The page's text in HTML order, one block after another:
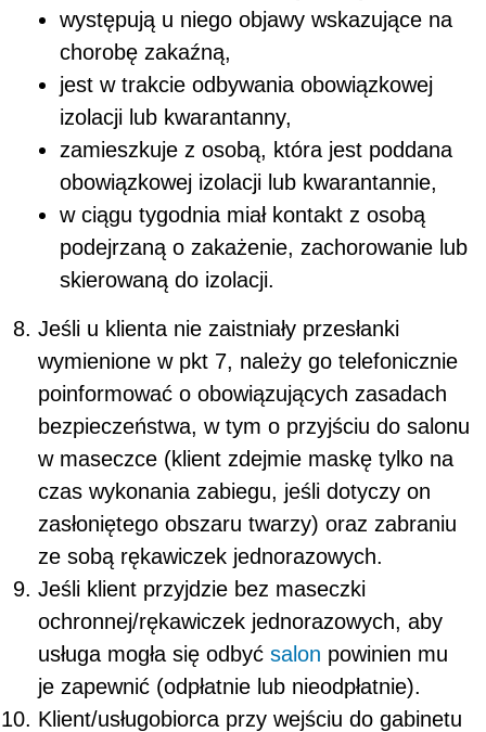
występują u niego objawy wskazujące na
chorobę zakaźną,
jest w trakcie odbywania obowiązkowej
izolacji lub kwarantanny,
zamieszkuje z osobą, która jest poddana
obowiązkowej izolacji lub kwarantannie,
w ciągu tygodnia miał kontakt z osobą
podejrzaną o zakażenie, zachorowanie lub
skierowaną do izolacji.
Jeśli u klienta nie zaistniały przesłanki
wymienione w pkt 7, należy go telefonicznie
poinformować o obowiązujących zasadach
bezpieczeństwa, w tym o przyjściu do salonu
w maseczce (klient zdejmie maskę tylko na
czas wykonania zabiegu, jeśli dotyczy on
zasłoniętego obszaru twarzy) oraz zabraniu
ze sobą rękawiczek jednorazowych.
Jeśli klient przyjdzie bez maseczki
ochronnej/rękawiczek jednorazowych, aby
usługa mogła się odbyć salon powinien mu
je zapewnić (odpłatnie lub nieodpłatnie).
Klient/usługobiorca przy wejściu do gabinetu